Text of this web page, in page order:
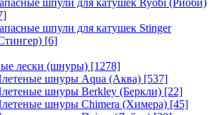
шпули для катушек Ryobi (Риоби)
шпули для катушек Stinger
[6]
лески (шнуры) [1278]
шнуры Aqua (Аква) [537]
шнуры Berkley (Беркли) [22]
шнуры Chimera (Химера) [45]